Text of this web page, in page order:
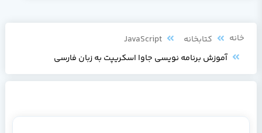
خانه کتابخانه
JavaScript
آموزش برنامه نویسی جاوا اسکریپت به زبان فارسی